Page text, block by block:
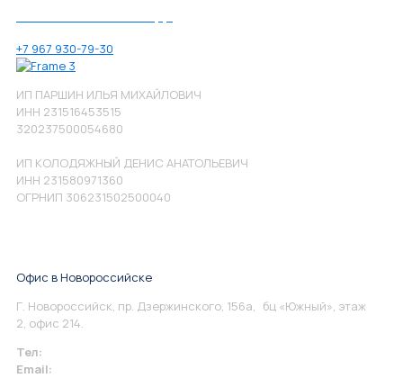
+7 967 930-79-30
ИП ПАРШИН ИЛЬЯ МИХАЙЛОВИЧ
ИНН 231516453515
320237500054680
ИП КОЛОДЯЖНЫЙ ДЕНИС АНАТОЛЬЕВИЧ
ИНН 231580971360
ОГРНИП 306231502500040
Офис в Новороссийске
Г. Новороссийск, пр. Дзержинского, 156а, бц «Южный», этаж
2, офис 214.
Тел:
Email: